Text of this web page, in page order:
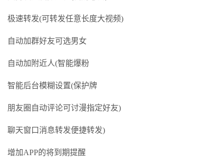
极速转发(可转发任意长度大视频)
自动加群好友可选男女
自动加附近人(智能爆粉
智能后台模糊设置(保护牌
朋友圈自动评论可讨漫指定好友)
聊天窗口消息转发便捷转发)
增加APP的将到期提醒